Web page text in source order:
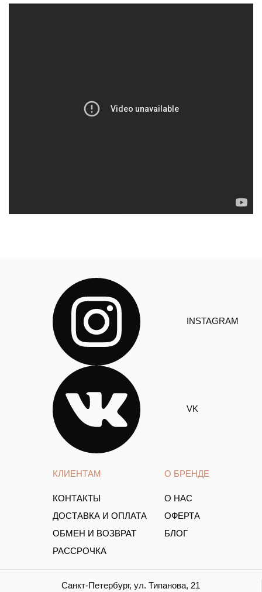
КЛИЕНТАМ
КОНТАКТЫ
ДОСТАВКА И ОПЛАТА
ОБМЕН И ВОЗВРАТ
РАССРОЧКА
О БРЕНДЕ
О НАС
ОФЕРТА
БЛОГ
INSTAGRAM
VK
Санкт-Петербург, ул. Типанова, 21